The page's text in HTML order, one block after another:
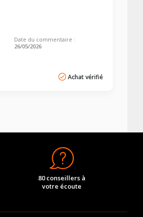
Date du commentaire :
26/05/2026
Achat vérifié
80 conseillers à
votre écoute